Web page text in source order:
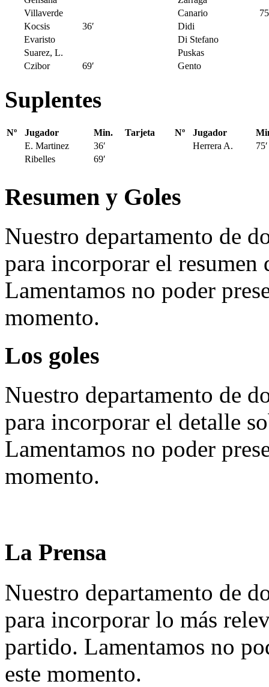
Villaverde
Canario
Kocsis
36′
Didi
Evaristo
Di Stefano
Suarez, L.
Puskas
Czibor
69′ Gento
Suplentes
Nº Jugador Min. Tarjeta Nº Jugador
E. Martinez
36′ Herrera A.
75′
Ribelles
69′
Resumen y Goles
Nuestro departamento de
para incorporar el
Lamentamos no poder
momento.
Los goles
Nuestro departamento de
para incorporar el detalle
Lamentamos no poder
momento.
La Prensa
Nuestro departamento de
para incorporar lo más
partido. Lamentamos no
este momento.